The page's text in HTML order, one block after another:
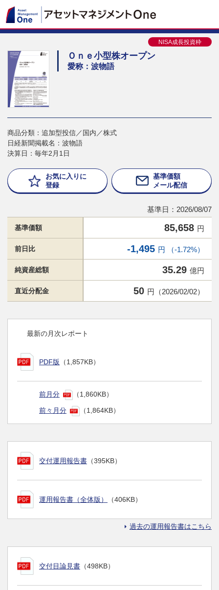
NISA成長投資枠
Ｏｎｅ小型株オープン
愛称：波物語
商品分類：追加型投信／国内／株式
日経新聞掲載名：波物語
決算日：毎年2月1日
お気に入りに
登録
基準価額
メール配信
基準日：2026/08/07
基準価額 85,658 円
前日比 -1,495 円 （-1.72%）
純資産総額 35.29 億円
直近分配金 50 円（2026/02/02）
最新の月次レポート
PDF版 （1,857KB）
前月分 （1,860KB）
前々月分 （1,864KB）
交付運用報告書 （395KB）
運用報告書（全体版） （406KB）
過去の運用報告書はこちら
交付目論見書 （498KB）